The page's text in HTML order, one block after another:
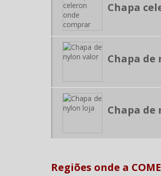
Chapa
Chapa
Chapa de
Regiões onde a